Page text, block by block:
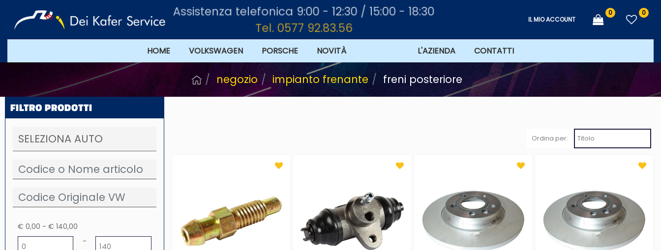
Assistenza telefonica 9:00 - 12:30 / 15:00 - 18:30
Tel. 0577 92.83.56
IL MIO ACCOUNT
0 0
HOME VOLKSWAGEN PORSCHE NOVITÀ L'AZIENDA CONTATTI
negozio impianto frenante freni posteriore
FILTRO PRODOTTI
€ 0,00 - € 140,00
-
Ordina per: